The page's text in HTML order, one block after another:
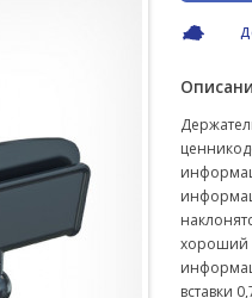
хороший
вставки